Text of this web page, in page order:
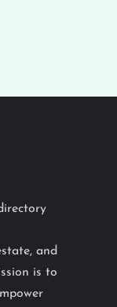
and
is to